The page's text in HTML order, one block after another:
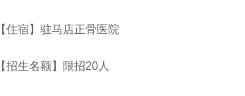
【住宿】驻马店正骨医院
【招生名额】限招20人